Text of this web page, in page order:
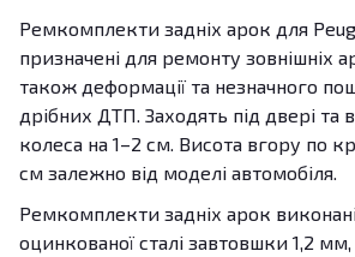
Ремкомплекти задніх арок для
призначені для ремонту зовнішніх
також деформації та незначного
дрібних ДТП. Заходять під двері та
колеса на 1–2 см. Висота вгору по
см залежно від моделі автомобіля.
Ремкомплекти задніх арок
оцинкованої сталі завтовшки 1,2